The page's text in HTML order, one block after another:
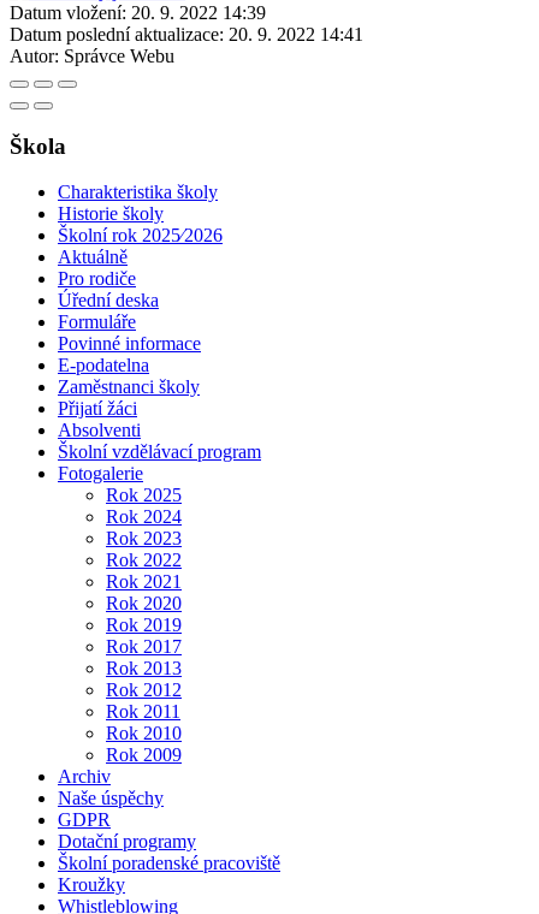
Datum vložení: 20. 9. 2022 14:39
Datum poslední aktualizace: 20. 9. 2022 14:41
Autor: Správce Webu
Škola
Charakteristika školy
Historie školy
Školní rok 2025⁄2026
Aktuálně
Pro rodiče
Úřední deska
Formuláře
Povinné informace
E-podatelna
Zaměstnanci školy
Přijatí žáci
Absolventi
Školní vzdělávací program
Fotogalerie
Rok 2025
Rok 2024
Rok 2023
Rok 2022
Rok 2021
Rok 2020
Rok 2019
Rok 2017
Rok 2013
Rok 2012
Rok 2011
Rok 2010
Rok 2009
Archiv
Naše úspěchy
GDPR
Dotační programy
Školní poradenské pracoviště
Kroužky
Whistleblowing